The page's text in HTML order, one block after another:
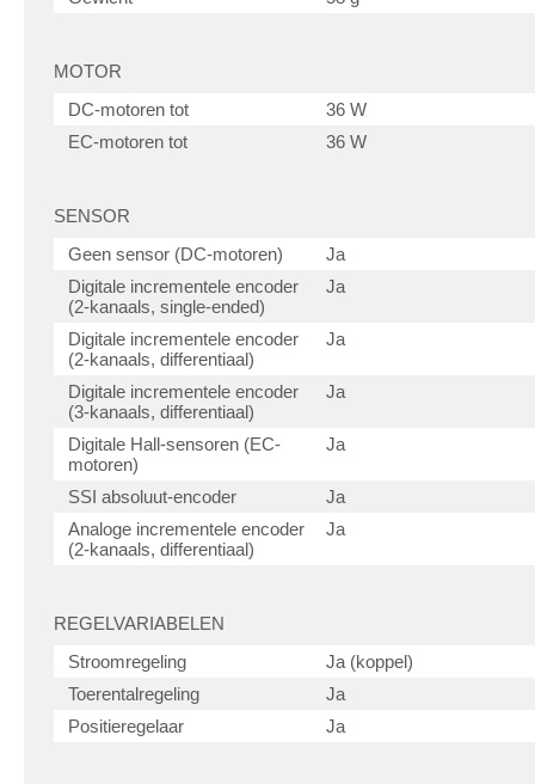
MOTOR
DC-motoren tot
36 W
EC-motoren tot
36 W
SENSOR
Geen sensor (DC-motoren)
Ja
Digitale incrementele encoder
(2-kanaals, single-ended)
Ja
Digitale incrementele encoder
(2-kanaals, differentiaal)
Ja
Digitale incrementele encoder
(3-kanaals, differentiaal)
Ja
Digitale Hall-sensoren (EC-
motoren)
Ja
SSI absoluut-encoder
Ja
Analoge incrementele encoder
(2-kanaals, differentiaal)
Ja
REGELVARIABELEN
Stroomregeling
Ja (koppel)
Toerentalregeling
Ja
Positieregelaar
Ja